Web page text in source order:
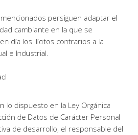
persiguen adaptar el
cambiante en la que se
día los ilícitos contrarios a la
e Industrial.
lo dispuesto en la Ley Orgánica
de Datos de Carácter Personal
de desarrollo, el responsable del